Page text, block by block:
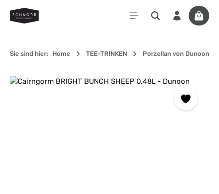
Zum Hauptinhalt springen
Sie sind hier: Home TEE-TRINKEN Porzellan von Dunoon
Bildergalerie überspringen